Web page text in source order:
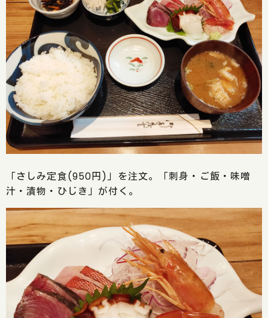
「さしみ定食(950円)」を注文。「刺身・ご飯・味噌
汁・漬物・ひじき」が付く。